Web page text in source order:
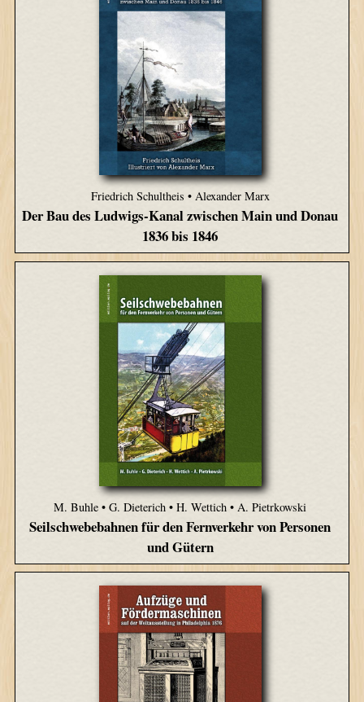
Friedrich Schultheis • Alexander Marx
Der Bau des Ludwigs-Kanal zwischen Main und Donau
1836 bis 1846
M. Buhle • G. Dieterich • H. Wettich • A. Pietrkowski
Seilschwebebahnen für den Fernverkehr von Personen
und Gütern